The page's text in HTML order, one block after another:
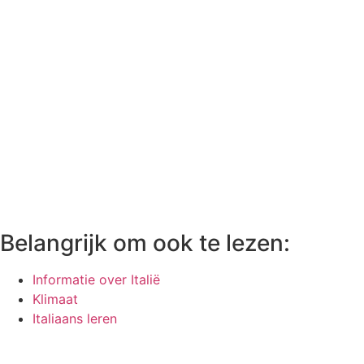
Belangrijk om ook te lezen:
Informatie over Italië
Klimaat
Italiaans leren